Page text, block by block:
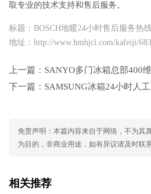
取专业的技术支持和售后服务。
标题：BOSCH地暖24小时售后服务热
地址：http://www.hmhjcl.com/kafeiji/
上一篇： SANYO多门冰箱总部400维修(SANYO
下一篇： SAMSUNG冰箱24小时人工服务电话(如
免责声明：本篇内容来自于网络，不为其
为目的，非商业用途，如有异议请及时联
相关推荐